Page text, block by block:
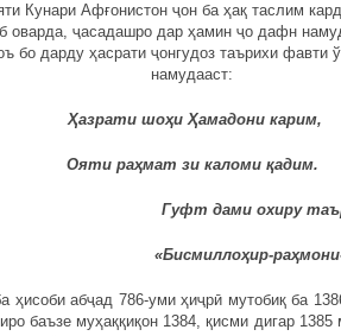
Кунари Афғонистон ҷон ба ҳақ таслим
оварда, ҷасадашро дар ҳамин ҷо дафн
бо дарду ҳасрати ҷонгудоз таърихи фавти
намудааст:
Ҳазрати шоҳи Ҳамадони карим,
Ояти раҳмат зи каломи қадим.
дами охиру
раҳмони-
ҳисоби абҷад 786-уми ҳиҷрӣ мутобиқ ба
баъзе муҳаққиқон 1384, қисми дигар